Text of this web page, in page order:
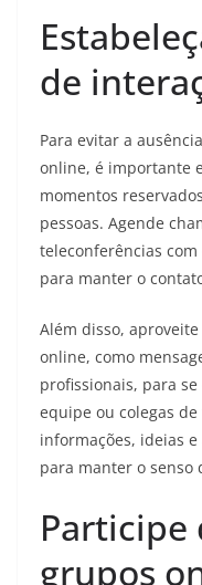
de
Para evitar a
online, é importante
momentos
pessoas. Agende
teleconferências
para manter o
Além disso,
online, como
profissionais, para
equipe ou colegas
informações, ideias
para manter o senso
Participe
grupos